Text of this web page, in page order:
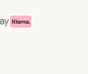
Method
Pay Payment Method
Klarna Payment Method